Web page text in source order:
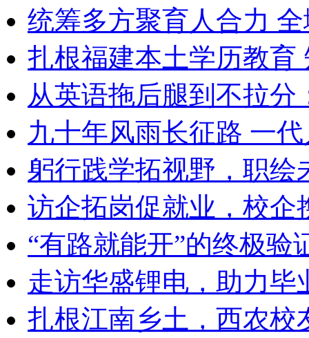
统筹多方聚育人合力
扎根福建本土学历教育
从英语拖后腿到不拉分
九十年风雨长征路 一
躬行践学拓视野，职绘
访企拓岗促就业，校企
“有路就能开”的终极验
走访华盛锂电，助力毕
扎根江南乡土，西农校